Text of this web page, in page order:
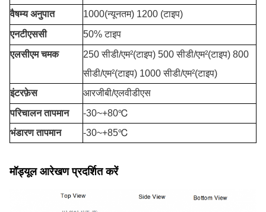
वैषम्य अनुपात
1000(न्यूनतम) 1200 (टाइप)
एनटीएससी
50% टाइप
एलसीएम चमक
250 सीडी/एम²(टाइप) 500 सीडी/एम²(टाइप) 800
सीडी/एम²(टाइप) 1000 सीडी/एम²(टाइप)
इंटरफ़ेस
आरजीबी/एलवीडीएस
परिचालन तापमान
-30~+80℃
भंडारण तापमान
-30~+85℃
मॉड्यूल आरेखण प्रदर्शित करें